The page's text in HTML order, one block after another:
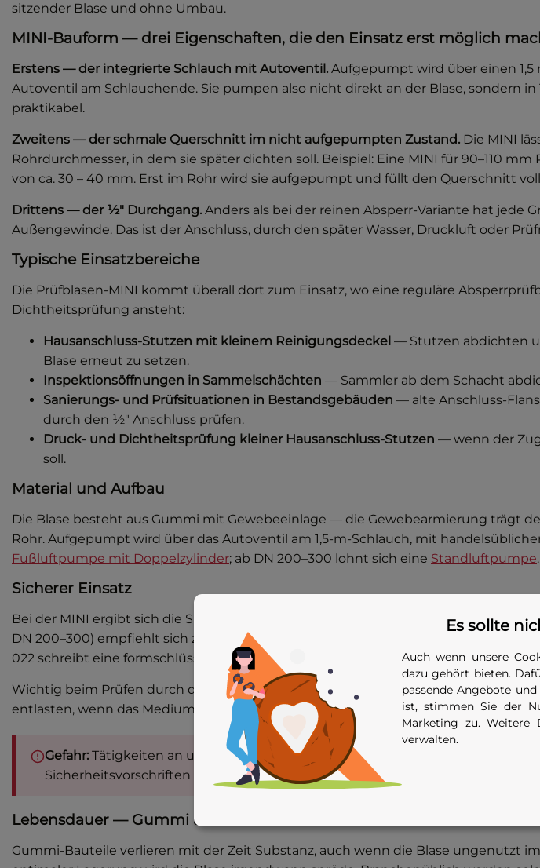
sitzender Blase und ohne Umbau.
MINI-Bauform — drei Eigenschaften, die den Einsatz erst möglich
Erstens — der integrierte Schlauch mit Autoventil. Aufgepumpt wird über einen
Autoventil am Schlauchende. Sie pumpen also nicht direkt an der Blase, sondern
praktikabel.
Zweitens — der schmale Querschnitt im nicht aufgepumpten Zustand. Die MINI
Rohrdurchmesser, in dem sie später dichten soll. Beispiel: Eine MINI für 90–110
von ca. 30 – 40 mm. Erst im Rohr wird sie aufgepumpt und füllt den Querschnitt
Drittens — der ½″ Durchgang. Anders als bei der reinen Absperr-Variante hat jede
Außengewinde. Das ist der Anschluss, durch den später Wasser, Druckluft oder
Typische Einsatzbereiche
Die Prüfblasen-MINI kommt überall dort zum Einsatz, wo eine reguläre
Dichtheitsprüfung ansteht:
Hausanschluss-Stutzen mit kleinem Reinigungsdeckel — Stutzen abdichten
Blase erneut zu setzen.
Inspektionsöffnungen in Sammelschächten — Sammler ab dem Schacht
Sanierungs- und Prüfsituationen in Bestandsgebäuden — alte Anschluss-
durch den ½″ Anschluss prüfen.
Druck- und Dichtheitsprüfung kleiner Hausanschluss-Stutzen — wenn der
soll.
Material und Aufbau
Die Blase besteht aus Gummi mit Gewebeeinlage — die Gewebearmierung trägt
Rohr. Aufgepumpt wird über das Autoventil am 1,5-m-Schlauch, mit
Fußluftpumpe mit Doppelzylinder; ab DN 200–300 lohnt sich eine Standluftpumpe
Sicherer Einsatz
Bei der MINI ergibt sich die Sicherung aus dem Schlauch selbst — er hält die
DN 200–300) empfiehlt sich zusätzlich eine
— gerade wenn der
022 schreibt eine formschlüssige Ausschubsicherung mit Sicherheitsfaktor 1,5
Wichtig beim Prüfen durch den Durchgang: Solange Druckmedium im
entlasten, wenn das Medium auf der Prüfseite vollständig abgelassen ist.
Gefahr: Tätigkeiten an unter Druck stehenden Anlagen und Komponenten
Sicherheitsvorschriften durchgeführt werden. Vor Gebrauch sind
Lebensdauer — Gummi altert
Gummi-Bauteile verlieren mit der Zeit Substanz, auch wenn die Blase ungenutzt
Es sollte
Auch wenn unsere
dazu gehört bieten.
passende Angebote
ist, stimmen Sie der
Marketing zu. Weitere
verwalten.